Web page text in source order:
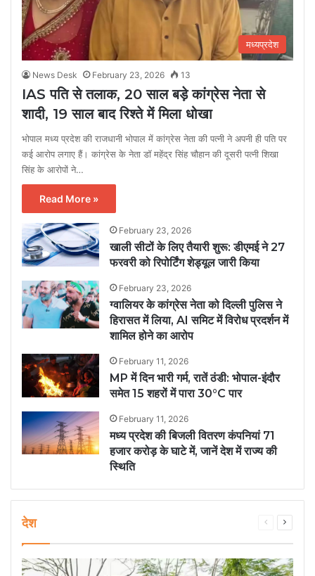
मध्यप्रदेश
News Desk February 23, 2026 13
IAS पति से तलाक, 20 साल बड़े कांग्रेस नेता से
शादी, 19 साल बाद रिश्ते में मिला धोखा
भोपाल मध्य प्रदेश की राजधानी भोपाल में कांग्रेस नेता की पत्नी ने अपनी ही पति पर
कई आरोप लगाए हैं। कांग्रेस के नेता डॉ महेंद्र सिंह चौहान की दूसरी पत्नी शिखा
सिंह के आरोपों ने…
Read More »
February 23, 2026
खाली सीटों के लिए तैयारी शुरू: डीएमई ने 27
फरवरी को रिपोर्टिंग शेड्यूल जारी किया
February 23, 2026
ग्वालियर के कांग्रेस नेता को दिल्ली पुलिस ने
हिरासत में लिया, AI समिट में विरोध प्रदर्शन में
शामिल होने का आरोप
February 11, 2026
MP में दिन भारी गर्म, रातें ठंडी: भोपाल-इंदौर
समेत 15 शहरों में पारा 30°C पार
February 11, 2026
मध्य प्रदेश की बिजली वितरण कंपनियां 71
हजार करोड़ के घाटे में, जानें देश में राज्य की
स्थिति
देश
Previous
Next